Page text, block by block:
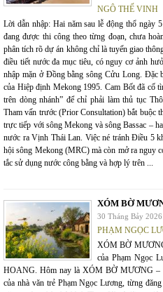
NGÔ THẾ VINH
Lời dẫn nhập: Hai năm sau lễ động thổ ngày
đang được thi công theo từng đoạn, chưa
phân tích rõ dự án không chỉ là tuyến giao
điều tiết nước đa mục tiêu, có nguy cơ ảnh
nhập mặn ở Đồng bằng sông Cửu Long. Đặc
của Hiệp định Mekong 1995. Cam Bốt đã cố
trên dòng nhánh” để chỉ phải làm thủ tục
Tham vấn trước (Prior Consultation) bắt buộc
trực tiếp với sông Mekong và sông Bassac –
nước ra Vịnh Thái Lan. Việc né tránh Điều 5
hội sông Mekong (MRC) mà còn mở ra nguy
tắc sử dụng nước công bằng và hợp lý trên ...
XÓM BỜ
30 Tháng Bảy 2026
PHẠM NGỌC
XÓM BỜ
của Phạm Ngọc
HOANG. Hôm nay là XÓM BỜ MƯƠNG –
của nhà văn trẻ Phạm Ngọc Lương, từng